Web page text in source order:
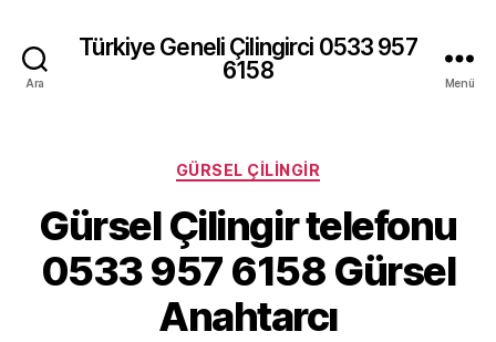
Ara
Türkiye Geneli Çilingirci 0533 957
6158
Menü
Kategoriler
GÜRSEL ÇILINGIR
Gürsel Çilingir telefonu
0533 957 6158 Gürsel
Anahtarcı